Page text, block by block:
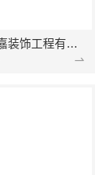
浙江宜美嘉装饰工程有限公司